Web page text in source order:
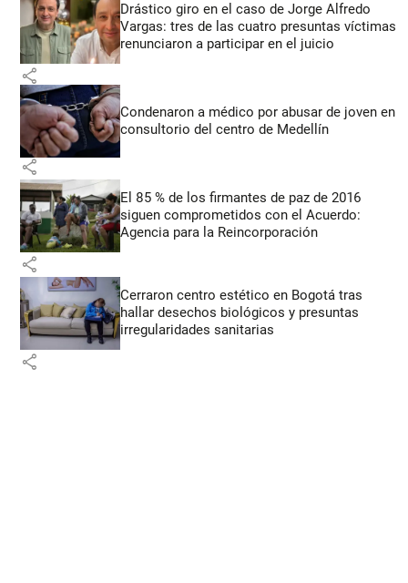
Drástico giro en el caso de Jorge Alfredo
Vargas: tres de las cuatro presuntas víctimas
renunciaron a participar en el juicio
share
Condenaron a médico por abusar de joven en
consultorio del centro de Medellín
share
El 85 % de los firmantes de paz de 2016
siguen comprometidos con el Acuerdo:
Agencia para la Reincorporación
share
Cerraron centro estético en Bogotá tras
hallar desechos biológicos y presuntas
irregularidades sanitarias
share